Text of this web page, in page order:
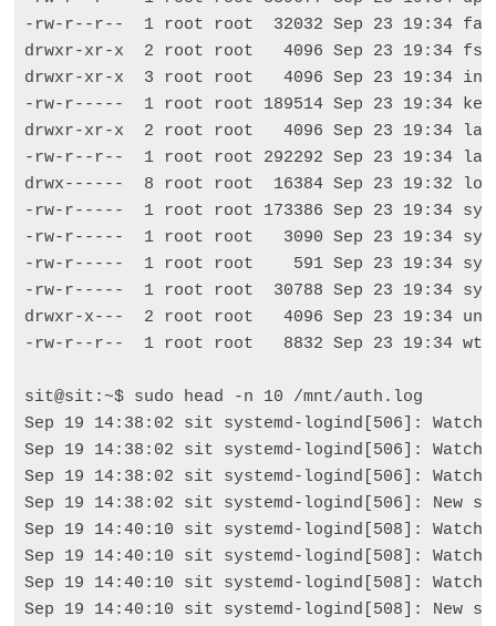
-rw-r--r--  1 root root  32032 Sep 23 19:34
drwxr-xr-x  2 root root   4096 Sep 23 19:34
drwxr-xr-x  3 root root   4096 Sep 23 19:34
-rw-r-----  1 root root 189514 Sep 23 19:34
drwxr-xr-x  2 root root   4096 Sep 23 19:34
-rw-r--r--  1 root root 292292 Sep 23 19:34
drwx------  8 root root  16384 Sep 23 19:32
-rw-r-----  1 root root 173386 Sep 23 19:34
-rw-r-----  1 root root   3090 Sep 23 19:34
-rw-r-----  1 root root    591 Sep 23 19:34
-rw-r-----  1 root root  30788 Sep 23 19:34
drwxr-x---  2 root root   4096 Sep 23 19:34
-rw-r--r--  1 root root   8832 Sep 23 19:34
sit@sit:~$ sudo head -n 10 /mnt/auth.log
Sep 19 14:38:02 sit systemd-logind[506]:
Sep 19 14:38:02 sit systemd-logind[506]:
Sep 19 14:38:02 sit systemd-logind[506]:
Sep 19 14:38:02 sit systemd-logind[506]: New
Sep 19 14:40:10 sit systemd-logind[508]:
Sep 19 14:40:10 sit systemd-logind[508]:
Sep 19 14:40:10 sit systemd-logind[508]:
Sep 19 14:40:10 sit systemd-logind[508]: New